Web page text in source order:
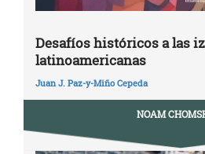
Desafíos históricos a las
latinoamericanas
Juan J. Paz-y-Miño Cepeda
NOAM